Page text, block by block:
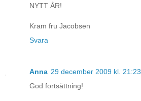
NYTT ÅR!
Kram fru Jacobsen
Svara
Anna 29 december 2009 kl. 21:23
God fortsättning!